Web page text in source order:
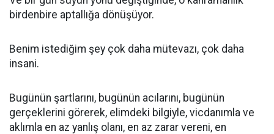
birdenbire aptallığa dönüşüyor.
Benim istediğim şey çok daha mütevazı, çok daha
insani.
Bugünün şartlarını, bugünün acılarını, bugünün
gerçeklerini görerek, elimdeki bilgiyle, vicdanımla ve
aklımla en az yanlış olanı, en az zarar vereni, en